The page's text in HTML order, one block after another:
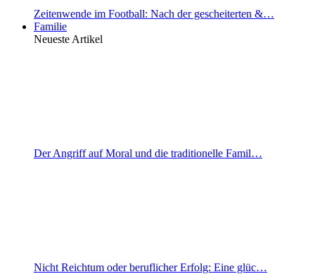
Zeitenwende im Football: Nach der gescheiterten &…
Familie
Neueste Artikel
Der Angriff auf Moral und die traditionelle Famil…
Nicht Reichtum oder beruflicher Erfolg: Eine glüc…